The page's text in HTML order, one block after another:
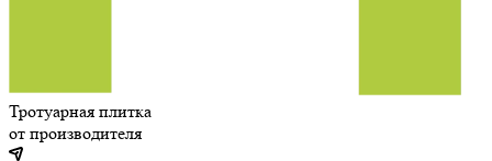
Тротуарная плитка
от производителя